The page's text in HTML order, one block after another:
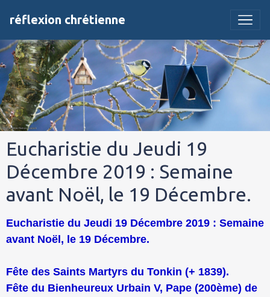
réflexion chrétienne
Eucharistie du Jeudi 19
Décembre 2019 : Semaine
avant Noël, le 19 Décembre.
Eucharistie du Jeudi 19 Décembre 2019 : Semaine
avant Noël, le 19 Décembre.
Fête des Saints Martyrs du Tonkin (+ 1839).
Fête du Bienheureux Urbain V, Pape (200ème) de